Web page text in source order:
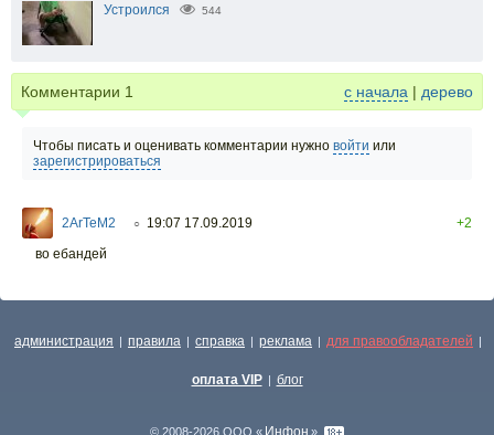
Устроился 544
Комментарии 1 с начала | дерево
Чтобы писать и оценивать комментарии нужно войти или
зарегистрироваться
2ArTeM2 ○ 19:07 17.09.2019
+2
во ебандей
администрация | правила | справка | реклама | для правообладателей |
оплата VIP | блог
© 2008-2026 ООО « Инфон »